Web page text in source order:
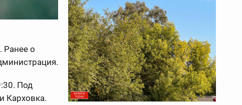
Ранее о
Под
Карховка.